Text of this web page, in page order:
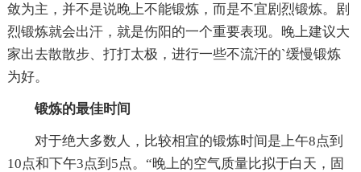
敛为主，并不是说晚上不能锻炼，而是不宜剧烈锻炼。剧
烈锻炼就会出汗，就是伤阳的一个重要表现。晚上建议大
家出去散散步、打打太极，进行一些不流汗的`缓慢锻炼
为好。
锻炼的最佳时间
对于绝大多数人，比较相宜的锻炼时间是上午8点到
10点和下午3点到5点。“晚上的空气质量比拟于白天，固